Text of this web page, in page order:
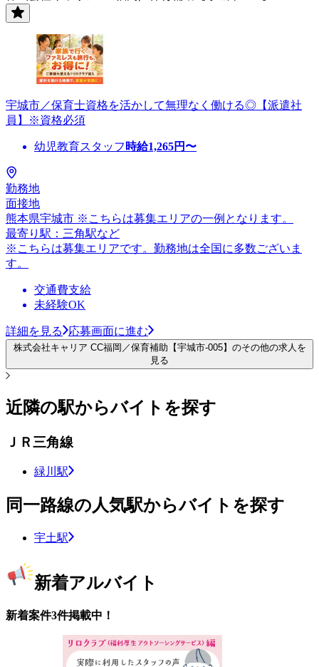
宇城市／保育士資格を活かして無理なく働ける◎【派遣社
員】※資格必須
幼児教育スタッフ 時給1,265円〜
勤務地
面接地
熊本県宇城市 ※こちらは募集エリアの一例となります。
最寄り駅：三角駅など
※こちらは募集エリアです。勤務地は全国に多数ございま
す。
交通費支給
未経験OK
詳細を見る 応募画面に進む
株式会社キャリア CC福岡／保育補助【宇城市-005】のその他の求人を
見る
近隣の駅からバイトを探す
ＪＲ三角線
緑川駅
同一路線の人気駅からバイトを探す
宇土駅
新着アルバイト
新着案件3件掲載中！